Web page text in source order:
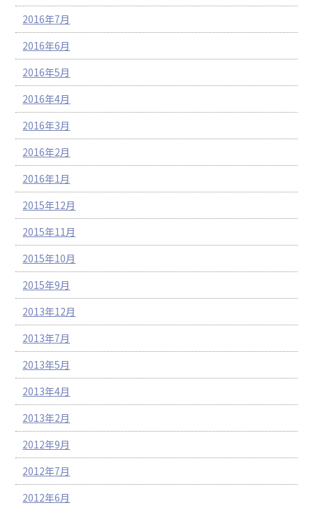
2016年7月
2016年6月
2016年5月
2016年4月
2016年3月
2016年2月
2016年1月
2015年12月
2015年11月
2015年10月
2015年9月
2013年12月
2013年7月
2013年5月
2013年4月
2013年2月
2012年9月
2012年7月
2012年6月